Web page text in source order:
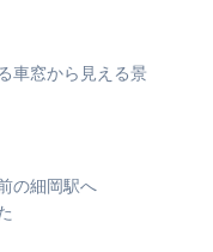
車窓から見える景
の細岡駅へ